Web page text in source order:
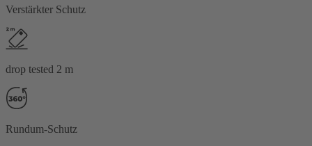
Verstärkter Schutz
drop tested 2 m
Rundum-Schutz